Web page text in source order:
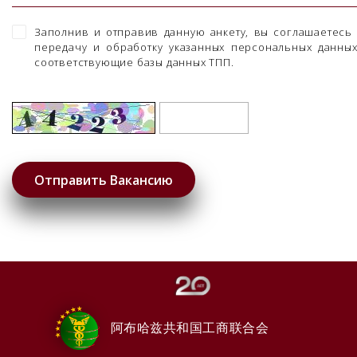
Заполнив и отправив данную анкету, вы соглашаетесь
передачу и обработку указанных персональных
соответствующие базы данных ТПП.
阿布哈兹共和国工商联合会